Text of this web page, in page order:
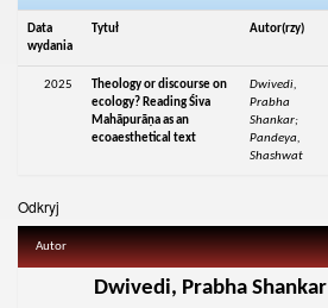
Data
wydania
Tytuł Autor(rzy)
2025
Theology or discourse on
ecology? Reading Śiva
Mahāpurāṇa as an
ecoaesthetical text
Dwivedi,
Prabha
Shankar;
Pandeya,
Shashwat
Odkryj
Autor
Dwivedi, Prabha Shankar